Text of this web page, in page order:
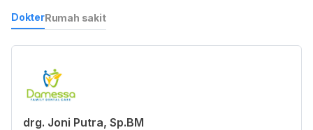
DokterRumah sakit
drg. Joni Putra, Sp.BM